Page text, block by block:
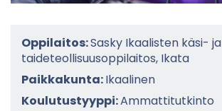
Oppilaitos:Sasky Ikaalisten käsi- ja
taideteollisuusoppilaitos, Ikata
Paikkakunta:Ikaalinen
Koulutustyyppi:Ammattitutkinto